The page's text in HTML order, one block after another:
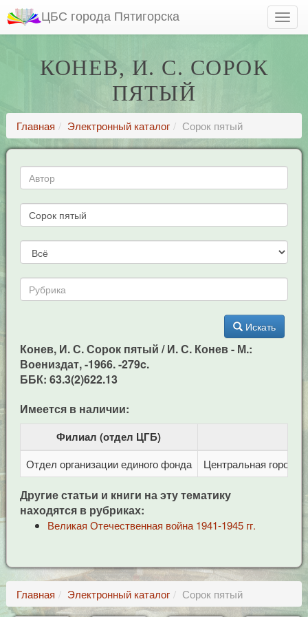
ЦБС города Пятигорска
КОНЕВ, И. С. СОРОК
ПЯТЫЙ
Главная Электронный каталог Сорок пятый
Искать
Конев, И. С. Сорок пятый / И. С. Конев - М.:
Воениздат, -1966. -279c.
ББК: 63.3(2)622.13
Имеется в наличии:
Филиал (отдел ЦГБ)
Отдел организации единого фонда Центральная
Другие статьи и книги на эту тематику
находятся в рубриках:
Великая Отечественная война 1941-1945 гг.
Главная Электронный каталог Сорок пятый